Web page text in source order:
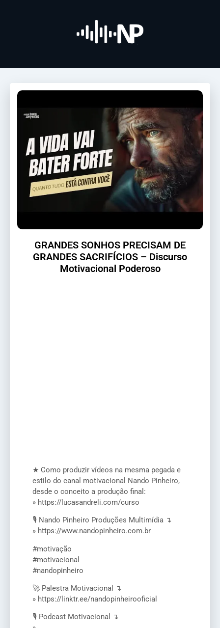
GRANDES SONHOS PRECISAM DE
GRANDES SACRIFÍCIOS – Discurso
Motivacional Poderoso
★ Como produzir vídeos na mesma pegada e
estilo do canal motivacional Nando Pinheiro,
desde o conceito a produção final:
» https://lucasandreli.com/curso
🎙️ Nando Pinheiro Produções Multimídia ↴
» https://www.nandopinheiro.com.br
#motivação
#motivacional
#nandopinheiro
🚀 Palestra Motivacional ↴
» https://linktr.ee/nandopinheirooficial
🎙️ Podcast Motivacional ↴